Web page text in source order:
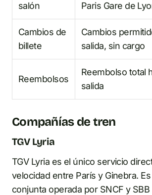
salón Paris Gare de
Cambios de
billete
Cambios
salida, sin cargo
Reembolsos
Reembolso total
salida
Compañías de tren
TGV Lyria
TGV Lyria es el único servicio
velocidad entre París y Ginebra.
conjunta operada por SNCF y